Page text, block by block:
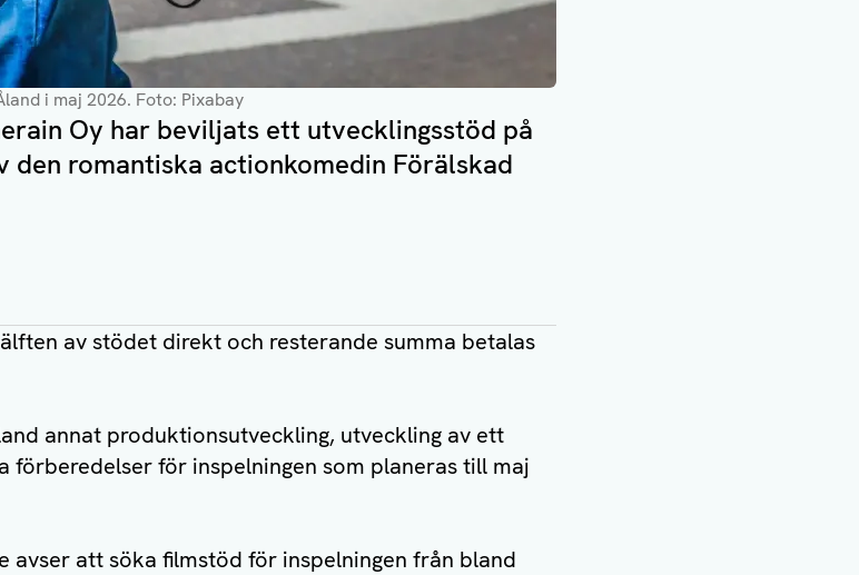
i maj 2026. Foto: Pixabay
Oy har beviljats ett utvecklingsstöd på
den romantiska actionkomedin Förälskad
av stödet direkt och resterande summa betalas
annat produktionsutveckling, utveckling av ett
förberedelser för inspelningen som planeras till maj
avser att söka filmstöd för inspelningen från bland